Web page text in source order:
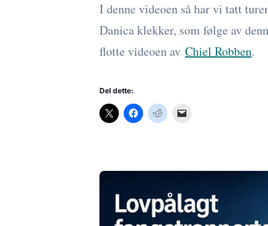
I denne videoen så har vi tatt
Danica klekker, som følge av
flotte videoen av Chiel Robben.
Del dette: